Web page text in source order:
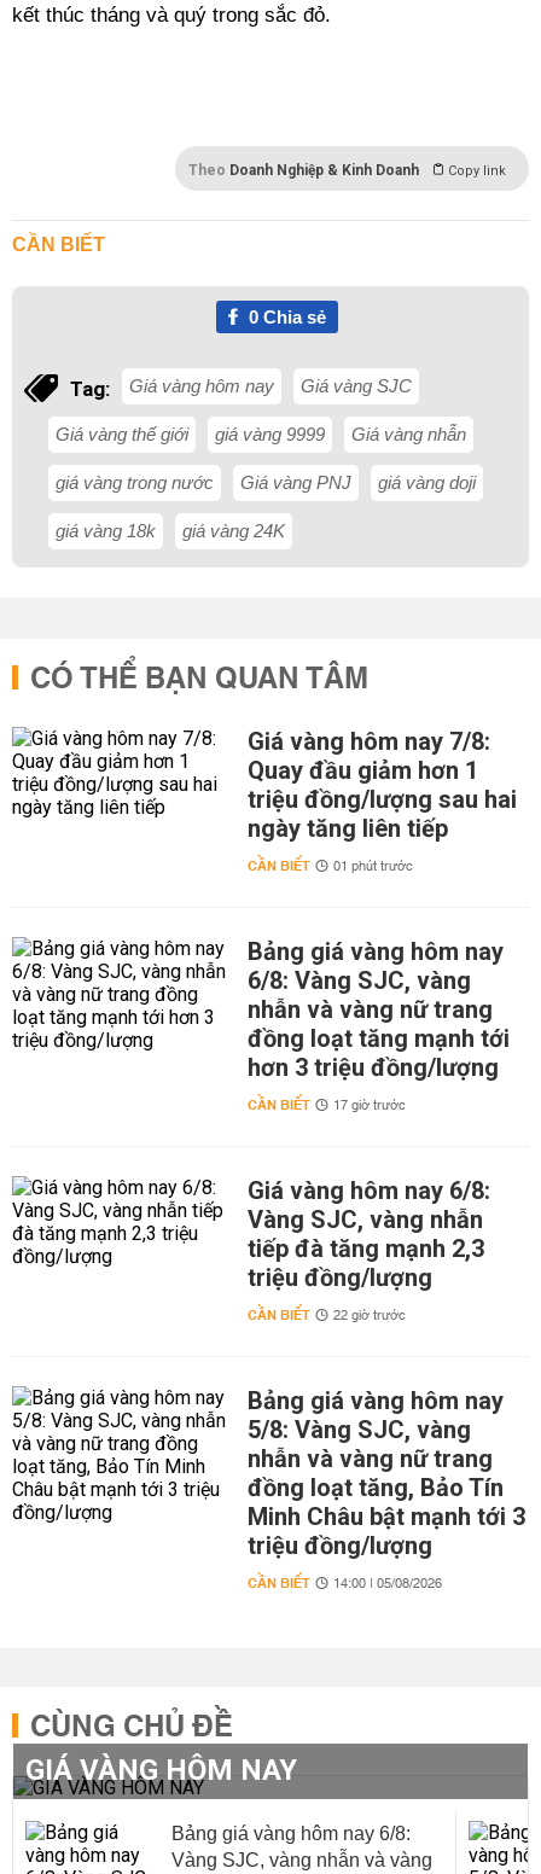
kết thúc tháng và quý trong sắc đỏ.
Theo Doanh Nghiệp & Kinh Doanh Copy link
CẦN BIẾT
0Chia sẻ
Tag: Giá vàng hôm nay Giá vàng SJC
Giá vàng thế giới giá vàng 9999 Giá vàng nhẫn
giá vàng trong nước Giá vàng PNJ giá vàng doji
giá vàng 18k giá vàng 24K
CÓ THỂ BẠN QUAN TÂM
Giá vàng hôm nay 7/8:
Quay đầu giảm hơn 1
triệu đồng/lượng sau hai
ngày tăng liên tiếp
CẦN BIẾT 01 phút trước
Bảng giá vàng hôm nay
6/8: Vàng SJC, vàng
nhẫn và vàng nữ trang
đồng loạt tăng mạnh tới
hơn 3 triệu đồng/lượng
CẦN BIẾT 17 giờ trước
Giá vàng hôm nay 6/8:
Vàng SJC, vàng nhẫn
tiếp đà tăng mạnh 2,3
triệu đồng/lượng
CẦN BIẾT 22 giờ trước
Bảng giá vàng hôm nay
5/8: Vàng SJC, vàng
nhẫn và vàng nữ trang
đồng loạt tăng, Bảo Tín
Minh Châu bật mạnh tới 3
triệu đồng/lượng
CẦN BIẾT 14:00 | 05/08/2026
CÙNG CHỦ ĐỀ
GIÁ VÀNG HÔM NAY
Bảng giá vàng hôm nay 6/8:
Vàng SJC, vàng nhẫn và vàng